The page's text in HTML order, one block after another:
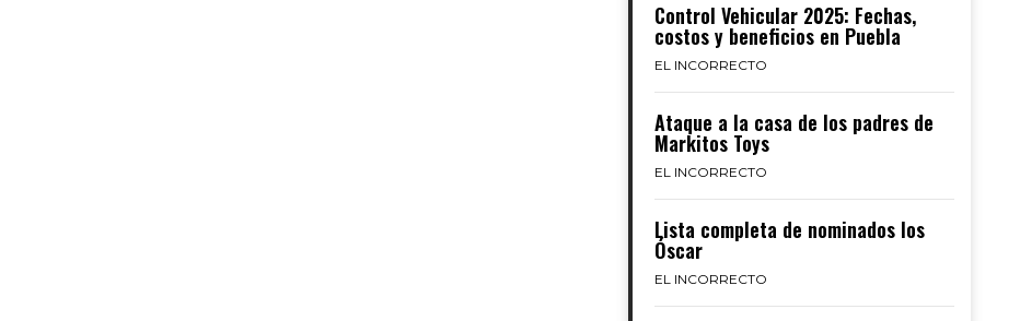
Control Vehicular 2025: Fechas,
costos y beneficios en Puebla
EL INCORRECTO
Ataque a la casa de los padres de
Markitos Toys
EL INCORRECTO
Lista completa de nominados los
Óscar
EL INCORRECTO